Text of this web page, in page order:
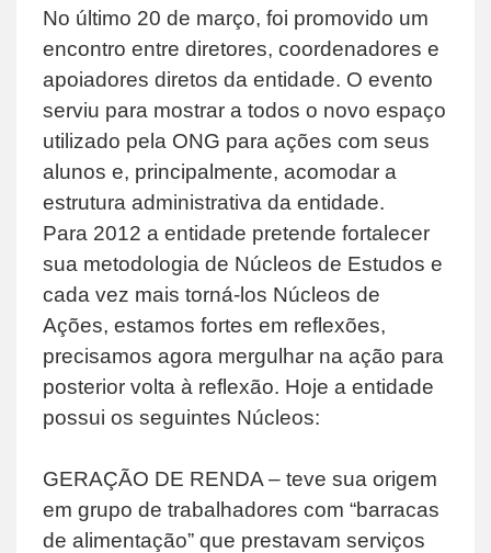
No último 20 de março, foi promovido um
encontro entre diretores, coordenadores e
apoiadores diretos da entidade. O evento
serviu para mostrar a todos o novo espaço
utilizado pela ONG para ações com seus
alunos e, principalmente, acomodar a
estrutura administrativa da entidade.
Para 2012 a entidade pretende fortalecer
sua metodologia de Núcleos de Estudos e
cada vez mais torná-los Núcleos de
Ações, estamos fortes em reflexões,
precisamos agora mergulhar na ação para
posterior volta à reflexão. Hoje a entidade
possui os seguintes Núcleos:
GERAÇÃO DE RENDA – teve sua origem
em grupo de trabalhadores com “barracas
de alimentação” que prestavam serviços